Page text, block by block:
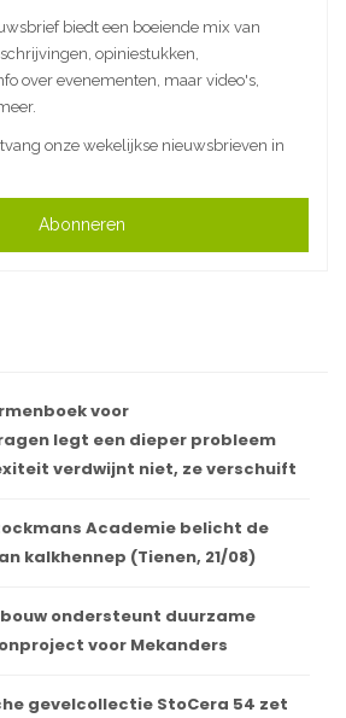
biedt een boeiende mix van
opiniestukken,
over evenementen, maar video's,
onze wekelijkse nieuwsbrieven in
Abonneren
voor
legt een dieper probleem
verdwijnt niet, ze verschuift
Academie belicht de
kalkhennep (Tienen, 21/08)
ondersteunt duurzame
voor Mekanders
gevelcollectie StoCera 54 zet